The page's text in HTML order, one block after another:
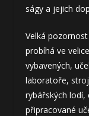
ságy a jejich
Velká
probíhá ve
vybavených,
laboratoře,
rybářských lodí,
připracované